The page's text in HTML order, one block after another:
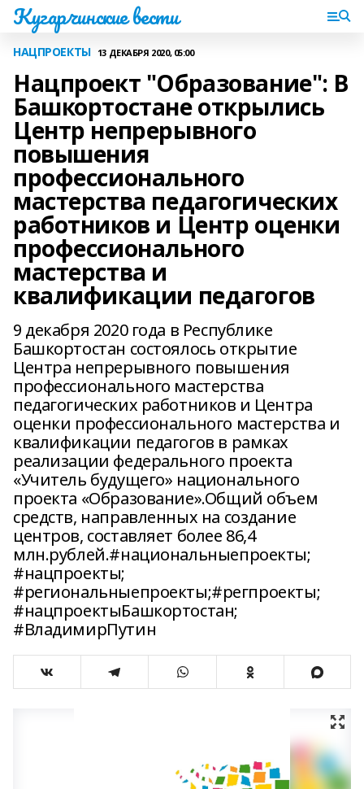
Кугарчинские вести
НАЦПРОЕКТЫ 13 ДЕКАБРЯ 2020, 05:00
Нацпроект "Образование": В
Башкортостане открылись
Центр непрерывного
повышения
профессионального
мастерства педагогических
работников и Центр оценки
профессионального
мастерства и
квалификации педагогов
9 декабря 2020 года в Республике
Башкортостан состоялось открытие
Центра непрерывного повышения
профессионального мастерства
педагогических работников и Центра
оценки профессионального мастерства и
квалификации педагогов в рамках
реализации федерального проекта
«Учитель будущего» национального
проекта «Образование».Общий объем
средств, направленных на создание
центров, составляет более 86,4
млн.рублей.#национальныепроекты;
#нацпроекты;
#региональныепроекты;#регпроекты;
#нацпроектыБашкортостан;
#ВладимирПутин